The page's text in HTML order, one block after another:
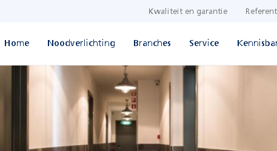
Kwaliteit en garantie
Home Noodverlichting Branches Service